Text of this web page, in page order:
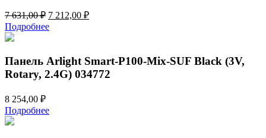
7 631,00₽ Первоначальная
цена
составляла
631,00 ₽.
7 212,00 ₽Текущая
Подробнее
Панель Arlight Smart-P100-Mix-SUF Black (3V,
Rotary, 2.4G) 034772
8 254,00 ₽
Подробнее